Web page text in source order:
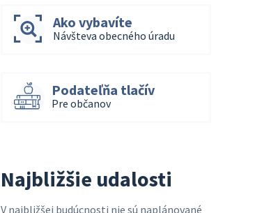
Ako vybavíte
Návšteva obecného úradu
Podateľňa tlačív
Pre občanov
Najbližšie udalosti
V najbližšej budúcnosti nie sú naplánované